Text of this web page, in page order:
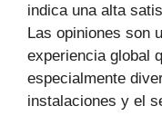
indica una alta
Las opiniones son
experiencia global
especialmente
instalaciones y el